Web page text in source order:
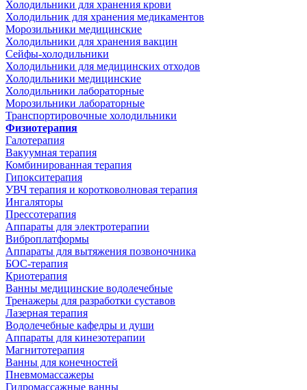
Холодильники для хранения крови
Холодильник для хранения медикаментов
Морозильники медицинские
Холодильники для хранения вакцин
Сейфы-холодильники
Холодильники для медицинских отходов
Холодильники медицинские
Холодильники лабораторные
Морозильники лабораторные
Транспортировочные холодильники
Физиотерапия
Галотерапия
Вакуумная терапия
Комбинированная терапия
Гипокситерапия
УВЧ терапия и коротковолновая терапия
Ингаляторы
Прессотерапия
Аппараты для электротерапии
Виброплатформы
Аппараты для вытяжения позвоночника
БОС-терапия
Криотерапия
Ванны медицинские водолечебные
Тренажеры для разработки суставов
Лазерная терапия
Водолечебные кафедры и души
Аппараты для кинезотерапии
Магнитотерапия
Ванны для конечностей
Пневмомассажеры
Гидромассажные ванны